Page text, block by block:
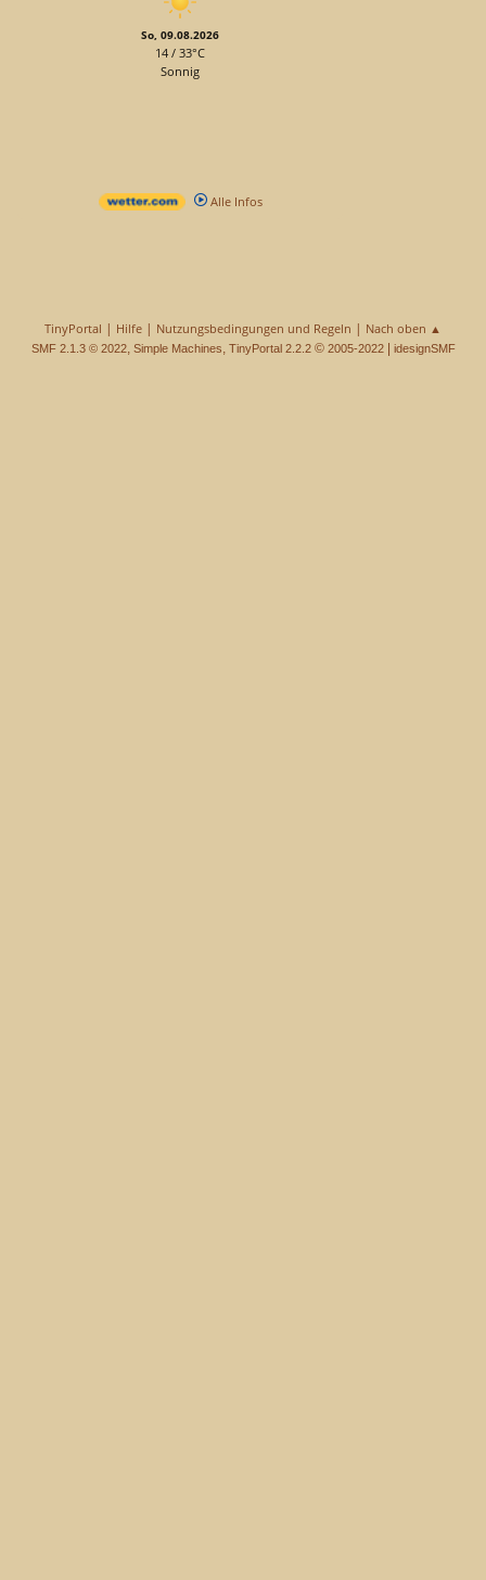
So, 09.08.2026
14 / 33°C
Sonnig
Alle Infos
TinyPortal | Hilfe | Nutzungsbedingungen und Regeln | Nach oben ▲
SMF 2.1.3 © 2022, Simple Machines, TinyPortal 2.2.2© 2005-2022| idesignSMF